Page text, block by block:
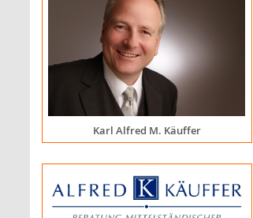
Karl Alfred M. Käuffer